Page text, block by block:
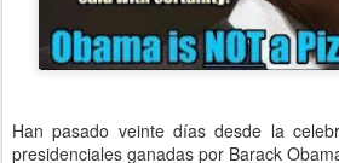
Han pasado veinte días desde la
presidenciales ganadas por Barack